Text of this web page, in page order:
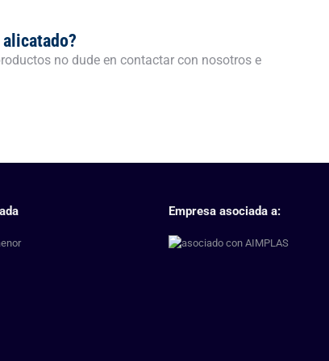
no dude en contactar con nosotros e
Empresa asociada a: